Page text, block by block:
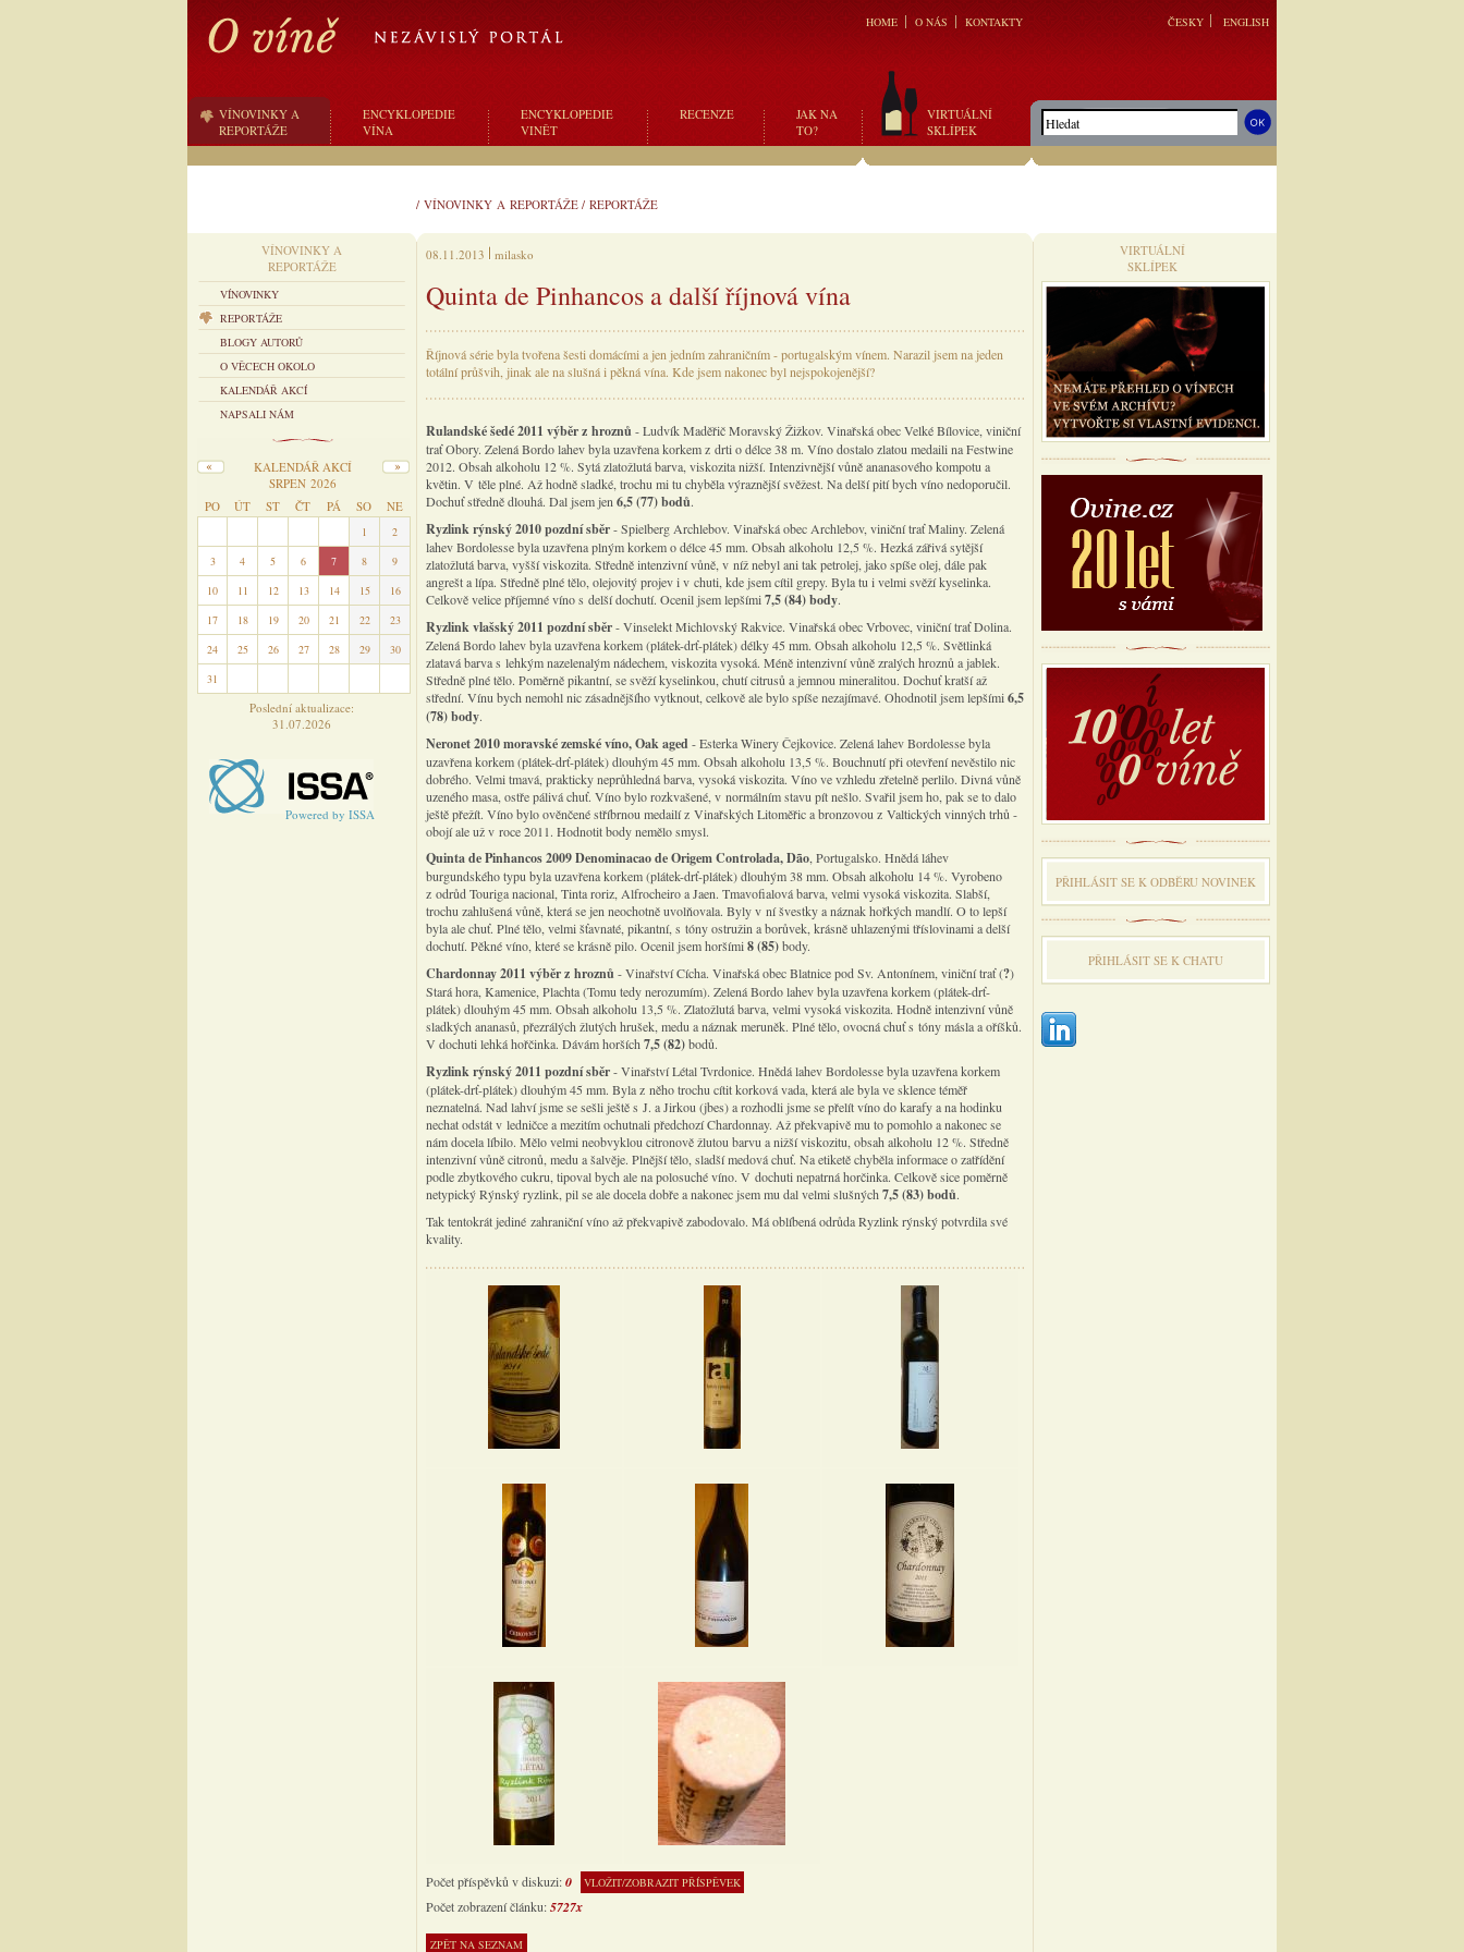
HOME O NÁS KONTAKTY ČESKY ENGLISH
VÍNOVINKY A
REPORTÁŽE
ENCYKLOPEDIE
VÍNA
ENCYKLOPEDIE
VINĚT
RECENZE
JAK NA
TO?
VIRTUÁLNÍ
SKLÍPEK
/ VÍNOVINKY A REPORTÁŽE / REPORTÁŽE
VÍNOVINKY A
REPORTÁŽE
VÍNOVINKY
REPORTÁŽE
BLOGY AUTORŮ
O VĚCECH OKOLO
KALENDÁŘ AKCÍ
NAPSALI NÁM
KALENDÁŘ AKCÍ
SRPEN 2026
PO
ÚT ST ČT PÁ SO NE
1
2
3
4 5 6 7 8
9
10
11 12 13 14 15
16
17
18 19 20 21 22
23
24
25 26 27 28 29
30
31
Poslední aktualizace:
31.07.2026
Powered by ISSA
08.11.2013 milasko
Quinta de Pinhancos a další říjnová vína
Říjnová série byla tvořena šesti domácími a jen jedním zahraničním - portugalským vínem. Narazil jsem na jeden
totální průšvih, jinak ale na slušná i pěkná vína. Kde jsem nakonec byl nejspokojenější?
Rulandské šedé 2011 výběr z hroznů- Ludvík Maděřič Moravský Žižkov. Vinařská obec Velké Bílovice, viniční
trať Obory. Zelená Bordo lahev byla uzavřena korkem z drti o délce 38 m. Víno dostalo zlatou medaili na Festwine
2012. Obsah alkoholu 12 %. Sytá zlatožlutá barva, viskozita nižší. Intenzivnější vůně ananasového kompotu a
květin. V těle plné. Až hodně sladké, trochu mi tu chyběla výraznější svěžest. Na delší pití bych víno nedoporučil.
Dochuť středně dlouhá. Dal jsem jen 6,5 (77) bodů.
Ryzlink rýnský 2010 pozdní sběr- Spielberg Archlebov. Vinařská obec Archlebov, viniční trať Maliny. Zelená
lahev Bordolesse byla uzavřena plným korkem o délce 45 mm. Obsah alkoholu 12,5 %. Hezká zářivá sytější
zlatožlutá barva, vyšší viskozita. Středně intenzivní vůně, v níž nebyl ani tak petrolej, jako spíše olej, dále pak
angrešt a lípa. Středně plné tělo, olejovitý projev i v chuti, kde jsem cítil grepy. Byla tu i velmi svěží kyselinka.
Celkově velice příjemné víno s delší dochutí. Ocenil jsem lepšími7,5 (84) body.
Ryzlink vlašský 2011 pozdní sběr- Vinselekt Michlovský Rakvice. Vinařská obec Vrbovec, viniční trať Dolina.
Zelená Bordo lahev byla uzavřena korkem (plátek-drť-plátek) délky 45 mm. Obsah alkoholu 12,5 %. Světlinká
zlatavá barva s lehkým nazelenalým nádechem, viskozita vysoká. Méně intenzivní vůně zralých hroznů a jablek.
Středně plné tělo. Poměrně pikantní, se svěží kyselinkou, chutí citrusů a jemnou mineralitou. Dochuť kratší až
střední. Vínu bych nemohl nic zásadnějšího vytknout, celkově ale bylo spíše nezajímavé. Ohodnotil jsem lepšími6,5
(78) body.
Neronet 2010 moravské zemské víno, Oak aged- Esterka Winery Čejkovice. Zelená lahev Bordolesse byla
uzavřena korkem (plátek-drť-plátek) dlouhým 45 mm. Obsah alkoholu 13,5 %. Bouchnutí při otevření nevěstilo nic
dobrého. Velmi tmavá, prakticky neprůhledná barva, vysoká viskozita. Víno ve vzhledu zřetelně perlilo. Divná vůně
uzeného masa, ostře pálivá chuť. Víno bylo rozkvašené, v normálním stavu pít nešlo. Svařil jsem ho, pak se to dalo
ještě přežít. Víno bylo ověnčené stříbrnou medailí z Vinařských Litoměřic a bronzovou z Valtických vinných trhů -
obojí ale už v roce 2011. Hodnotit body nemělo smysl.
Quinta de Pinhancos 2009 Denominacao de Origem Controlada, Dão , Portugalsko. Hnědá láhev
burgundského typu byla uzavřena korkem (plátek-drť-plátek) dlouhým 38 mm. Obsah alkoholu 14 %. Vyrobeno
z odrůd Touriga nacional, Tinta roriz, Alfrocheiro a Jaen. Tmavofialová barva, velmi vysoká viskozita. Slabší,
trochu zahlušená vůně, která se jen neochotně uvolňovala. Byly v ní švestky a náznak hořkých mandlí. O to lepší
byla ale chuť. Plné tělo, velmi šťavnaté, pikantní, s tóny ostružin a borůvek, krásně uhlazenými tříslovinami a delší
dochutí. Pěkné víno, které se krásně pilo. Ocenil jsem horšími8 (85)body.
Chardonnay 2011 výběr z hroznů- Vinařství Cícha. Vinařská obec Blatnice pod Sv. Antonínem, viniční trať (?)
Stará hora, Kamenice, Plachta (Tomu tedy nerozumím). Zelená Bordo lahev byla uzavřena korkem (plátek-drť-
plátek) dlouhým 45 mm. Obsah alkoholu 13,5 %. Zlatožlutá barva, velmi vysoká viskozita. Hodně intenzivní vůně
sladkých ananasů, přezrálých žlutých hrušek, medu a náznak meruněk. Plné tělo, ovocná chuť s tóny másla a oříšků.
V dochuti lehká hořčinka. Dávám horších 7,5 (82)bodů.
Ryzlink rýnský 2011 pozdní sběr- Vinařství Létal Tvrdonice. Hnědá lahev Bordolesse byla uzavřena korkem
(plátek-drť-plátek) dlouhým 45 mm. Byla z něho trochu cítit korková vada, která ale byla ve sklence téměř
neznatelná. Nad lahví jsme se sešli ještě s J. a Jirkou (jbes) a rozhodli jsme se přelít víno do karafy a na hodinku
nechat odstát v ledničce a mezitím ochutnali předchozí Chardonnay. Až překvapivě mu to pomohlo a nakonec se
nám docela líbilo. Mělo velmi neobvyklou citronově žlutou barvu a nižší viskozitu, obsah alkoholu 12 %. Středně
intenzivní vůně citronů, medu a šalvěje. Plnější tělo, sladší medová chuť. Na etiketě chyběla informace o zatřídění
podle zbytkového cukru, tipoval bych ale na polosuché víno. V dochuti nepatrná horčinka. Celkově sice poměrně
netypický Rýnský ryzlink, pil se ale docela dobře a nakonec jsem mu dal velmi slušných 7,5 (83) bodů.
Tak tentokrát jediné zahraniční víno až překvapivě zabodovalo. Má oblíbená odrůda Ryzlink rýnský potvrdila své
kvality.
Počet příspěvků v diskuzi:0 VLOŽIT/ZOBRAZIT PŘÍSPĚVEK
Počet zobrazení článku:5727x
VIRTUÁLNÍ
SKLÍPEK
PŘIHLÁSIT SE K ODBĔRU NOVINEK
PŘIHLÁSIT SE K CHATU